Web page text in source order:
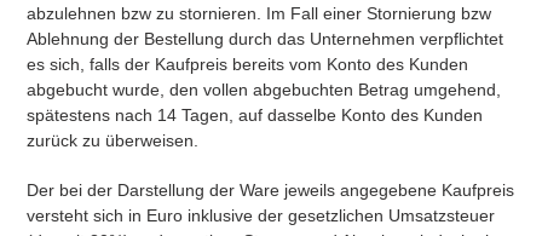
abzulehnen bzw zu stornieren. Im Fall einer Stornierung bzw
Ablehnung der Bestellung durch das Unternehmen verpflichtet
es sich, falls der Kaufpreis bereits vom Konto des Kunden
abgebucht wurde, den vollen abgebuchten Betrag umgehend,
spätestens nach 14 Tagen, auf dasselbe Konto des Kunden
zurück zu überweisen.
Der bei der Darstellung der Ware jeweils angegebene Kaufpreis
versteht sich in Euro inklusive der gesetzlichen Umsatzsteuer